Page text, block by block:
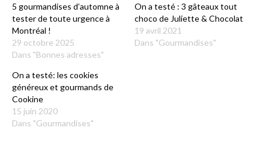
5 gourmandises d’automne à
tester de toute urgence à
Montréal !
29 octobre 2025
Dans "Bonnes adresses"
On a testé : 3 gâteaux tout
choco de Juliette & Chocolat
19 avril 2021
Dans "Gourmandises"
On a testé: les cookies
généreux et gourmands de
Cookine
15 juin 2020
Dans "Gourmandises"